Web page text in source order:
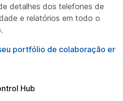
detalhes dos telefones de
e relatórios em todo o
portfólio de colaboração em
Hub